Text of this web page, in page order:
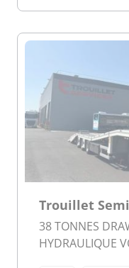
Trouillet
38 TONNES
HYDRAULIQUE